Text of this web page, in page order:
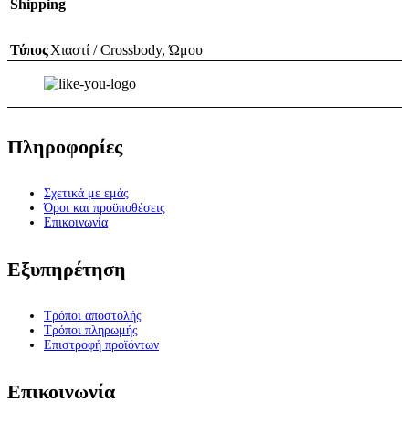
Shipping
ΤύποςΧιαστί / Crossbody,Ώμου
Πληροφορίες
Σχετικά με εμάς
Όροι και προϋποθέσεις
Επικοινωνία
Εξυπηρέτηση
Τρόποι αποστολής
Τρόποι πληρωμής
Επιστροφή προϊόντων
Επικοινωνία